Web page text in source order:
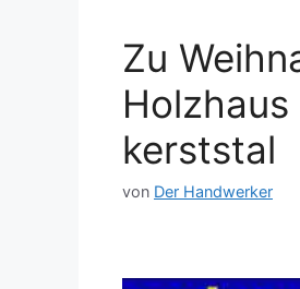
Zu
kerststal
von Der Handwerker